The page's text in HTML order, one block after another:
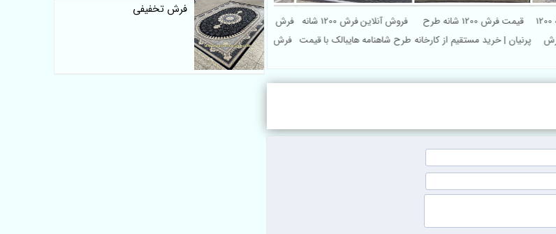
فرش 1200 شانه استوک | قیمت
فرش 1200 شانه تخفیفی ارزان
فروش آنلاین فرش 1200 شانه
طرح شاهنامه هایبالک با قیمت
قیمت فرش 1200 شانه طرح
پرنیان | خرید مستقیم از کارخانه
خرید مستقیم فرش پتینه 1200
| فرش
فرش تخفیفی